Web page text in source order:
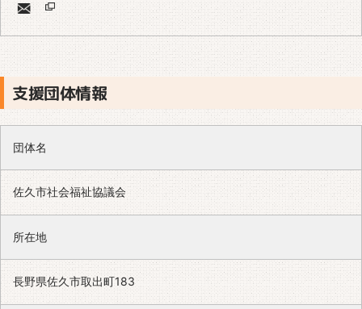
支援団体情報
団体名
佐久市社会福祉協議会
所在地
長野県佐久市取出町183